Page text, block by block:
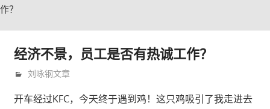
作？
经济不景，员工是否有热诚工作？
2月 17, 2020
trainer
刘咏钢文章
开车经过KFC，今天终于遇到鸡！这只鸡吸引了我走进去